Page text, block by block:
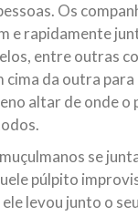
Os
e rapidamente
entre outras
cima da outra para
altar de onde
se
púlpito
levou junto o